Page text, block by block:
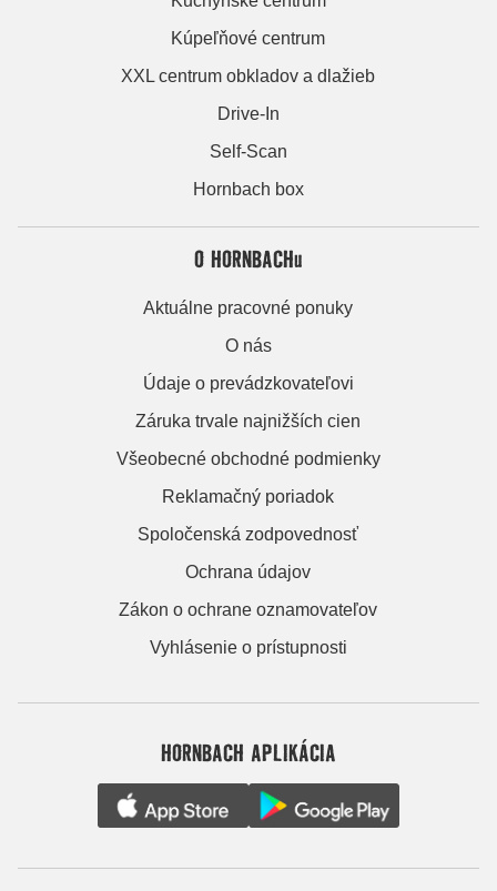
Kúpeľňové centrum
XXL centrum obkladov a dlažieb
Drive-In
Self-Scan
Hornbach box
O HORNBACHu
Aktuálne pracovné ponuky
O nás
Údaje o prevádzkovateľovi
Záruka trvale najnižších cien
Všeobecné obchodné podmienky
Reklamačný poriadok
Spoločenská zodpovednosť
Ochrana údajov
Zákon o ochrane oznamovateľov
Vyhlásenie o prístupnosti
HORNBACH APLIKÁCIA